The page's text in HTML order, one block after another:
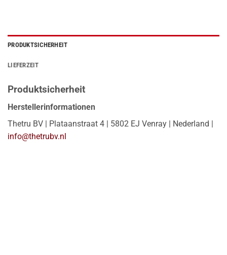
PRODUKTSICHERHEIT
LIEFERZEIT
Produktsicherheit
Herstellerinformationen
Thetru BV | Plataanstraat 4 | 5802 EJ Venray | Nederland |
info@thetrubv.nl